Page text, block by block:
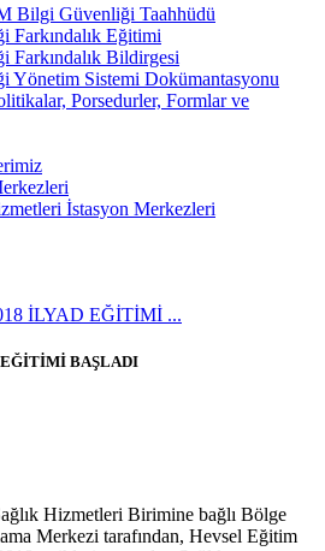
Bilgi Güvenliği Taahhüdü
Farkındalık Eğitimi
Farkındalık Bildirgesi
Yönetim Sistemi Dokümantasyonu
Porsedurler, Formlar ve
İstasyon Merkezleri
İLYAD EĞİTİMİ ...
EĞİTİMİ BAŞLADI
Hizmetleri Birimine bağlı Bölge
Merkezi tarafından, Hevsel Eğitim